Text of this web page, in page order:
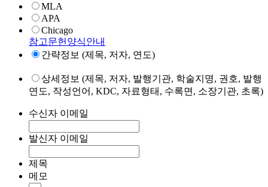
MLA
APA
Chicago
참고문헌양식안내
간략정보 (제목, 저자, 연도)
상세정보 (제목, 저자, 발행기관, 학술지명, 권호, 발행
연도, 작성언어, KDC, 자료형태, 수록면, 소장기관, 초록)
수신자 이메일
발신자 이메일
제목
메모